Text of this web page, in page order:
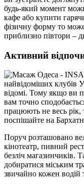
будь-який момент
кафе або купити
фізичну форму то
приблизно півтори –
Активний
найвідоміших клубів
відомі. Тому якщо ви
вам точно
працюють не весь рік,
поспішайте на
Поруч розташовано
кінотеатр, пивний
безліч магазинчиків.
добиратися міським
звичайно кожен водій